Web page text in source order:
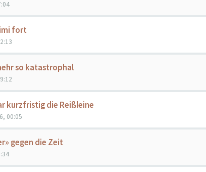
fort
so katastrophal
kurzfristig die Reißleine
00:05
gegen die Zeit